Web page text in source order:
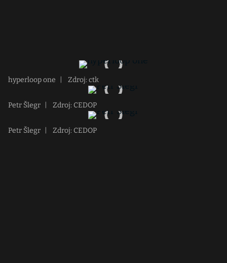
hyperloop one Zdroj: ctk
Petr Šlegr Zdroj: CEDOP
Petr Šlegr Zdroj: CEDOP